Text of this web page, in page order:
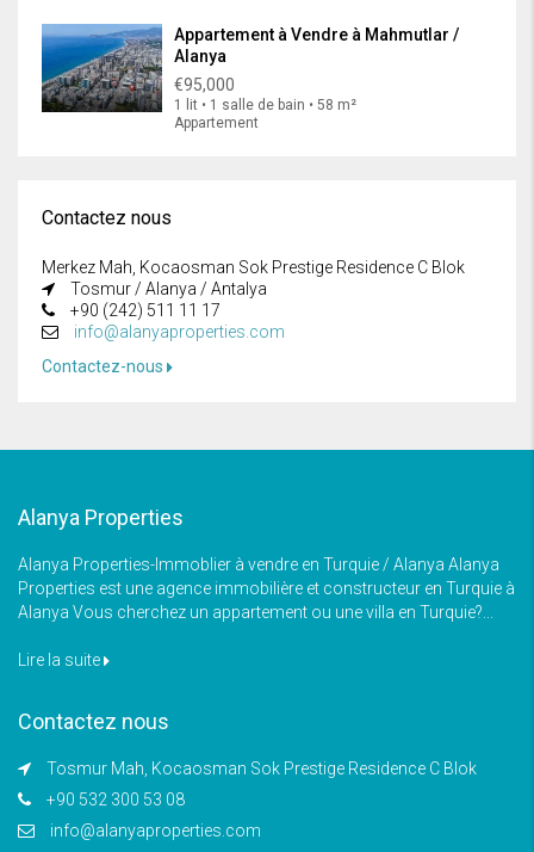
Appartement à Vendre à Mahmutlar /
Alanya
€95,000
1 lit • 1 salle de bain • 58 m²
Appartement
Contactez nous
Merkez Mah, Kocaosman Sok Prestige Residence C Blok
Tosmur / Alanya / Antalya
+90 (242) 511 11 17
info@alanyaproperties.com
Contactez-nous
Alanya Properties
Alanya Properties-Immoblier à vendre en Turquie / Alanya Alanya
Properties est une agence immobilière et constructeur en Turquie à
Alanya Vous cherchez un appartement ou une villa en Turquie?...
Lire la suite
Contactez nous
Tosmur Mah, Kocaosman Sok Prestige Residence C Blok
+90 532 300 53 08
info@alanyaproperties.com